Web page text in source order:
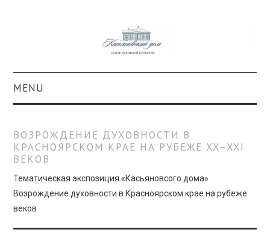
MENU
КОЛЛЕКЦИИ
#КАСДОМ
КУЛЬТУРА
ВОЗРОЖДЕНИЕ ДУХОВНОСТИ В
КРАСНОЯРСКОМ КРАЕ НА РУБЕЖЕ XX–XXI
ВЕКОВ
Тематическая экспозиция «Касьяновсого дома»
Возрождение духовности в Красноярском крае на рубеже
веков